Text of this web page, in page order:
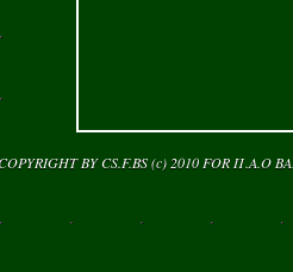
BY CS.F.BS (c) 2010 FORΠ.Α.Ο